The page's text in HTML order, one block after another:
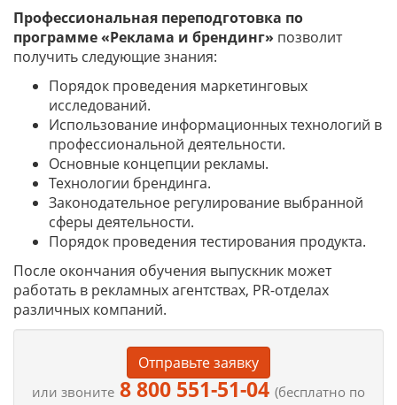
Профессиональная переподготовка по
программе «Реклама и брендинг» позволит
получить следующие знания:
Порядок проведения маркетинговых
исследований.
Использование информационных технологий в
профессиональной деятельности.
Основные концепции рекламы.
Технологии брендинга.
Законодательное регулирование выбранной
сферы деятельности.
Порядок проведения тестирования продукта.
После окончания обучения выпускник может
работать в рекламных агентствах, PR-отделах
различных компаний.
Отправьте заявку
или звоните 8 800 551-51-04 (бесплатно по